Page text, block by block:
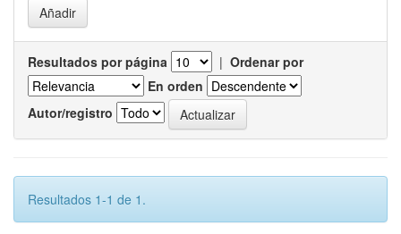
Resultados por página | Ordenar por
En orden
Autor/registro
Resultados 1-1 de 1.